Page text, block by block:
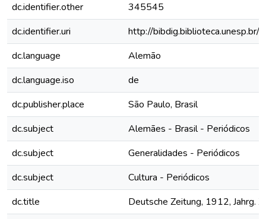
dc.identifier.other
345545
dc.identifier.uri
http://
dc.language
Alemão
dc.language.iso
de
dc.publisher.place
São Paulo, Brasil
dc.subject
Alemães - Brasil - Periódicos
dc.subject
Generalidades - Periódicos
dc.subject
Cultura - Periódicos
dc.title
Deutsche Zeitung, 1912, Jahrg.